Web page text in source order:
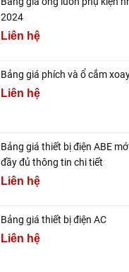
2024
Liên hệ
Bảng giá phích và ổ cắm
Liên hệ
Bảng giá thiết bị điện ABE
đầy đủ thông tin chi tiết
Liên hệ
Bảng giá thiết bị điện AC
Liên hệ